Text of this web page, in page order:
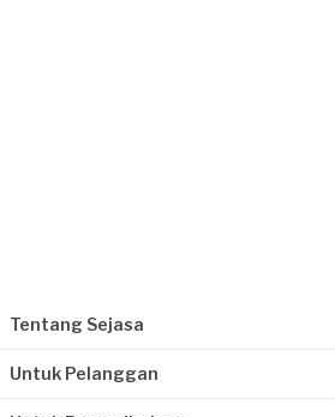
Tentang Sejasa
Untuk Pelanggan